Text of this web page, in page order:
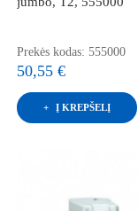
Prekės kodas: 555000
50,55 €
Į KREPŠELĮ